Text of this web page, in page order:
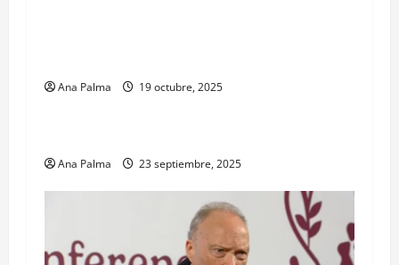
Ana Palma 19 octubre, 2025
Nacional
Ana Palma 23 septiembre, 2025